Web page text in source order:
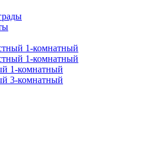
1-комнатный
1-комнатный
1-комнатный
3-комнатный